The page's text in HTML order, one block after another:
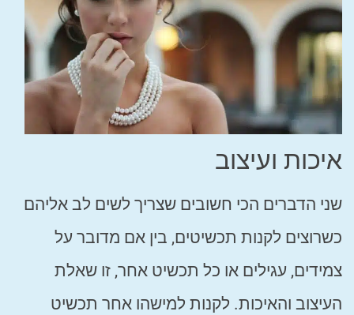
איכות ועיצוב
שני הדברים הכי חשובים שצריך לשים לב אליהם
כשרוצים לקנות תכשיטים, בין אם מדובר על
צמידים, עגילים או כל תכשיט אחר, זו שאלת
העיצוב והאיכות. לקנות למישהו אחר תכשיט